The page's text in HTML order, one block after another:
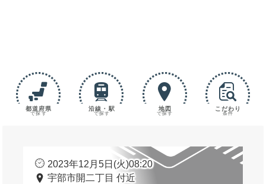
都道府県
で探す
沿線・駅
で探す
地図
で探す
こだわり
条件
2023年12月5日(火)08:20
宇部市開二丁目 付近